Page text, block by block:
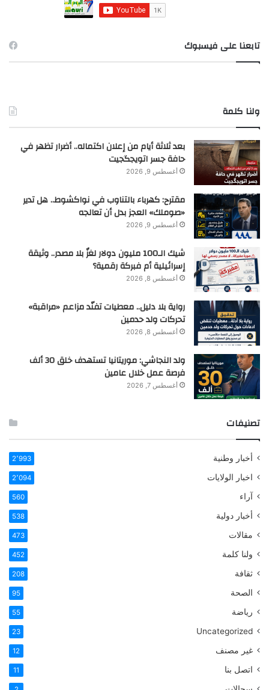
:
تابعنا على فيسبوك
ولنا كلمة
بعد ثلاثة أيام من إعلان اكتماله.. أضرار تظهر في
حافة جسر اتويجگجيت
أغسطس 9, 2026
مقترح: كهرباء بالتناوب في نواكشوط.. هل تدير
«صوملك» العجز بدل أن تعالجه
أغسطس 9, 2026
شيك الـ100 مليون دولار لغزٌ بلا مصدر.. وثيقة
إسرائيلية أم فبركة رقمية؟
أغسطس 8, 2026
رواية بلا دليل.. معطيات تفنّد مزاعم «مراقبة»
تحركات ولد حدمين
أغسطس 8, 2026
ولد النجاشي: موريتانيا تستهدف خلق 30 ألف
فرصة عمل خلال عامين
أغسطس 7, 2026
تصنيفات
أخبار وطنية 2٬993
اخبار الولايات 2٬094
آراء 560
أخبار دولية 538
مقالات 473
ولنا كلمة 452
ثقافة 208
الصحة 95
رياضة 55
Uncategorized
23
غير مصنف 12
اتصل بنا 11